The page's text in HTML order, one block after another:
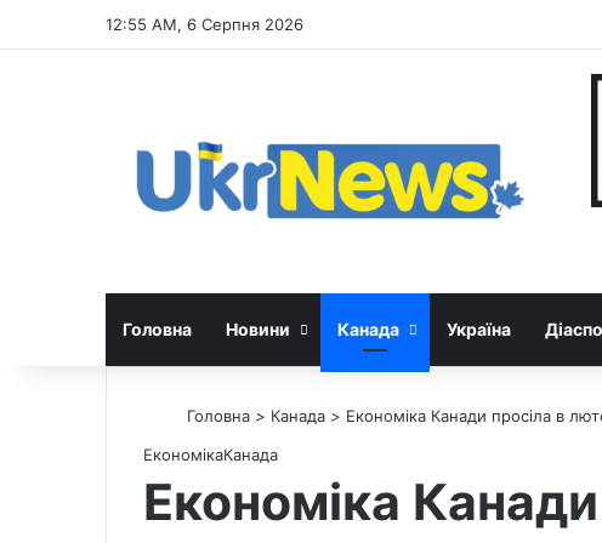
12:55 AM, 6 Серпня 2026
Головна Новини Канада Україна
Головна > Канада > Економіка Канади просіла в
ЕкономікаКанада
Економіка